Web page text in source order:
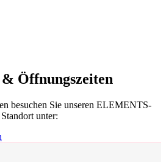
Öffnungszeiten
besuchen Sie unseren ELEMENTS-
Standort unter: